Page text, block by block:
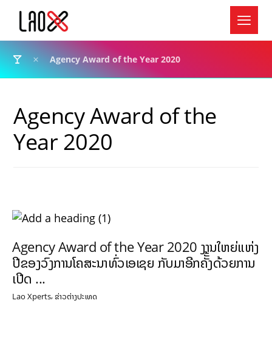
Agency Award of the Year 2020
Agency Award of the
Year 2020
Agency Award of the Year 2020 ງານໃຫຍ່ແຫ່ງ
ປີຂອງວົງການໂຄສະນາທົ່ວເອເຊຍ ກັບມາອີກຄັັ້ງດ້ວຍການ
ເປີດ ...
Lao Xperts, ຂ່າວຕ່າງປະເທດ